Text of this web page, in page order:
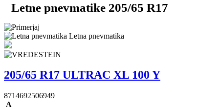
Letne pnevmatike 205/65 R17
Letna pnevmatika
205/65 R17 ULTRAC XL 100 Y
8714692506949
A